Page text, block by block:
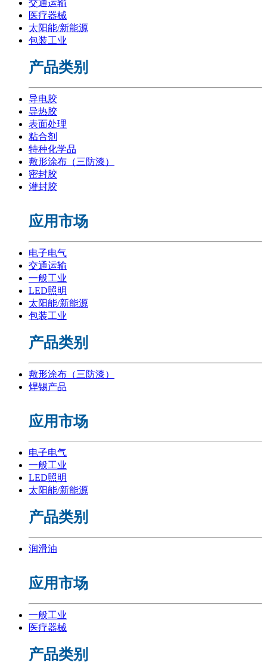
交通运输
医疗器械
太阳能/新能源
包装工业
产品类别
导电胶
导热胶
表面处理
粘合剂
特种化学品
敷形涂布（三防漆）
密封胶
灌封胶
应用市场
电子电气
交通运输
一般工业
LED照明
太阳能/新能源
包装工业
产品类别
敷形涂布（三防漆）
焊锡产品
应用市场
电子电气
一般工业
LED照明
太阳能/新能源
产品类别
润滑油
应用市场
一般工业
医疗器械
产品类别